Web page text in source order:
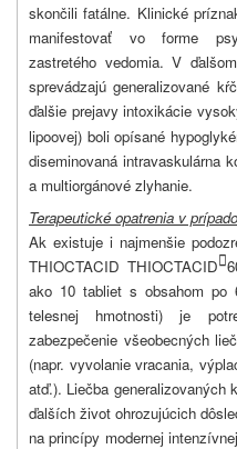
skončili fatálne. Klinické
manifestovať vo forme
zastretého vedomia. V
sprevádzajú generalizované
ďalšie prejavy intoxikácie
lipoovej) boli opísané
diseminovaná intravaskulárna
a multiorgánové zlyhanie.
Terapeutické opatrenia v
Ak existuje i najmenšie
THIOCTACID THIOCTACID 
ako 10 tabliet s obsahom
telesnej hmotnosti) je
zabezpečenie všeobecných
(napr. vyvolanie vracania,
atď.). Liečba
ďalších život ohrozujúcich
na princípy modernej